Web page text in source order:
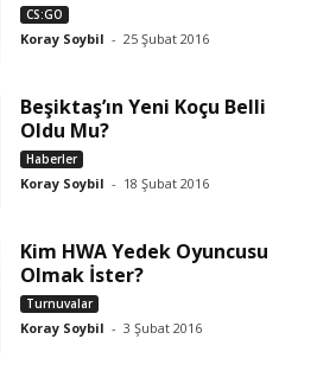
CS:GO
Koray Soybil - 25 Şubat 2016
Beşiktaş’ın Yeni Koçu Belli
Oldu Mu?
Haberler
Koray Soybil - 18 Şubat 2016
Kim HWA Yedek Oyuncusu
Olmak İster?
Turnuvalar
Koray Soybil - 3 Şubat 2016